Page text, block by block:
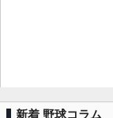
新着 野球コラム